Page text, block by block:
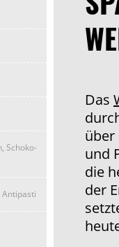
Schoko-
Antipasti
Das
über
und
die
der